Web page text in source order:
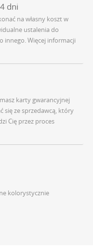
dni
na własny koszt w
ustalenia do
innego. Więcej informacji
karty gwarancyjnej
się ze sprzedawcą, który
Cię przez proces
kolorystycznie